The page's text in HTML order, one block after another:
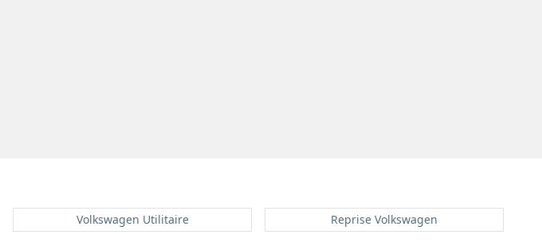
Volkswagen Utilitaire Reprise Volkswagen